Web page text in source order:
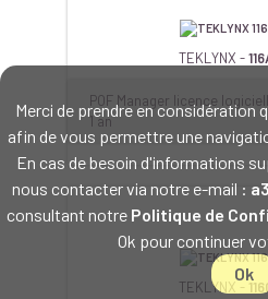
Merci de prendre en considération
afin de vous permettre une
En cas de besoin d'informations
nous contacter via notre e-mail :
consultant notre Politique de
Ok pour continuer
Ok
TEKLYNX -
POF Manager licence
1 an
TEKLYNX -